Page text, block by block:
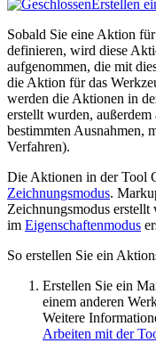
Erstellen
Sobald Sie eine Aktion
definieren, wird diese
aufgenommen, die mit
die Aktion für das
werden die Aktionen in
erstellt wurden,
bestimmten Ausnahmen,
Verfahren).
Die Aktionen in der Tool
Zeichnungsmodus.
Zeichnungsmodus erstellt
im Eigenschaftenmodus
So erstellen Sie ein
Erstellen Sie ein
einem anderen
Weitere
Arbeiten mit der